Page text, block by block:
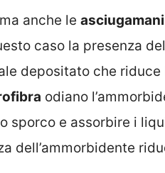
anche le asciugamani
caso la presenza
depositato che
odiano
sporco e assorbire i
dell’ammorbidente